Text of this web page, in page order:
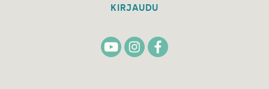
KIRJAUDU